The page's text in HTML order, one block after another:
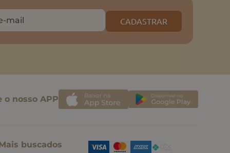
CADASTRAR
o nosso APP
buscados